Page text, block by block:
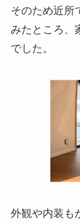
そのため近所
みたところ、
でした。
外観や内装も